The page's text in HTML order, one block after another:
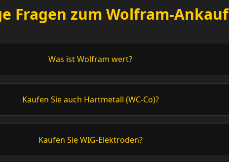
Fragen zum Wolfram-Ankauf
Was ist Wolfram wert?
Kaufen Sie auch Hartmetall (WC-Co)?
Kaufen Sie WIG-Elektroden?